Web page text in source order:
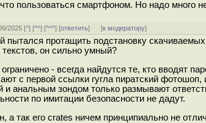
пользоваться смартфоном. Но надо много
2025 [^] [^^] [^^^] [ответить] [к модератору]
пытался протащить подстановку
он сильно умный?
- всегда найдутся те, кто вводят
с первой ссылки гугла пиратский фотошоп,
и анальным зондом только размывают
по имитации безопасности не дадут.
а так его crates ничем принципиально не